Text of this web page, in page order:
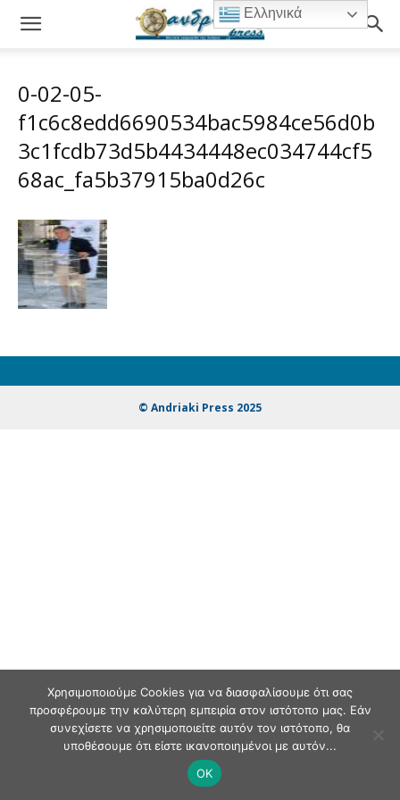
0-02-05-
f1c6c8edd6690534bac5984ce56d0b
3c1fcdb73d5b4434448ec034744cf5
68ac_fa5b37915ba0d26c
© Andriaki Press 2025
Ελληνικά
Χρησιμοποιούμε Cookies για να διασφαλίσουμε ότι σας
προσφέρουμε την καλύτερη εμπειρία στον ιστότοπο μας. Εάν
συνεχίσετε να χρησιμοποιείτε αυτόν τον ιστότοπο, θα
υποθέσουμε ότι είστε ικανοποιημένοι με αυτόν...
OK